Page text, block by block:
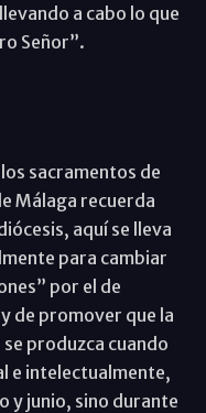
a cabo lo que
Señor”.
sacramentos de
Málaga recuerda
aquí se lleva
para cambiar
por el de
de promover que la
produzca cuando
e intelectualmente,
y junio, sino durante